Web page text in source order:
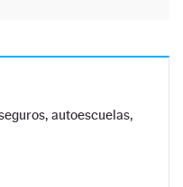
autoescuelas,